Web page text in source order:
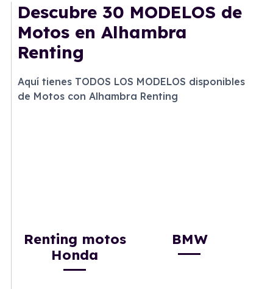
Descubre 30 MODELOS de
Motos en Alhambra
Renting
Aquí tienes TODOS LOS MODELOS disponibles
de Motos con Alhambra Renting
Renting motos
Honda
BMW